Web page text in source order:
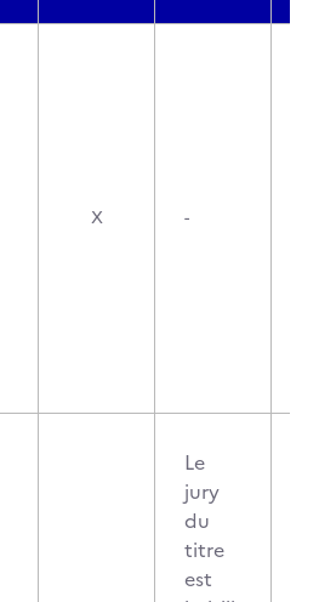
X -
Le
jury
du
titre
est